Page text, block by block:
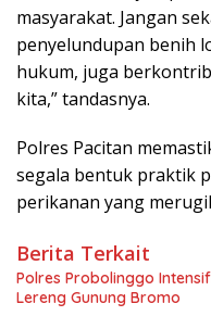
masyarakat. Jangan
penyelundupan benih
hukum, juga
kita,” tandasnya.
Polres Pacitan
segala bentuk praktik
perikanan yang
Berita Terkait
Polres Probolinggo
Lereng Gunung Bromo